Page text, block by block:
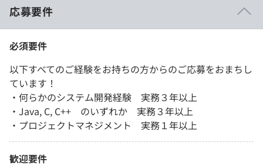
応募要件
必須要件
以下すべてのご経験をお持ちの方からのご応募をおまちし
ています！
・何らかのシステム開発経験 実務３年以上
・Java, C, C++ のいずれか 実務３年以上
・プロジェクトマネジメント 実務１年以上
歓迎要件